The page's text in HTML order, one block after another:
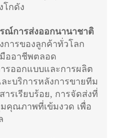
โกดัง
ณ์การส่งออกนานาชาติ
การของลูกค้าทั่วโลก
ออาชีพตลอด
รออกแบบและการผลิต
ะบริการหลังการขายทีม
ารเรียบร้อย, การจัดส่งที่
คุณภาพที่เข้มงวด เพื่อ